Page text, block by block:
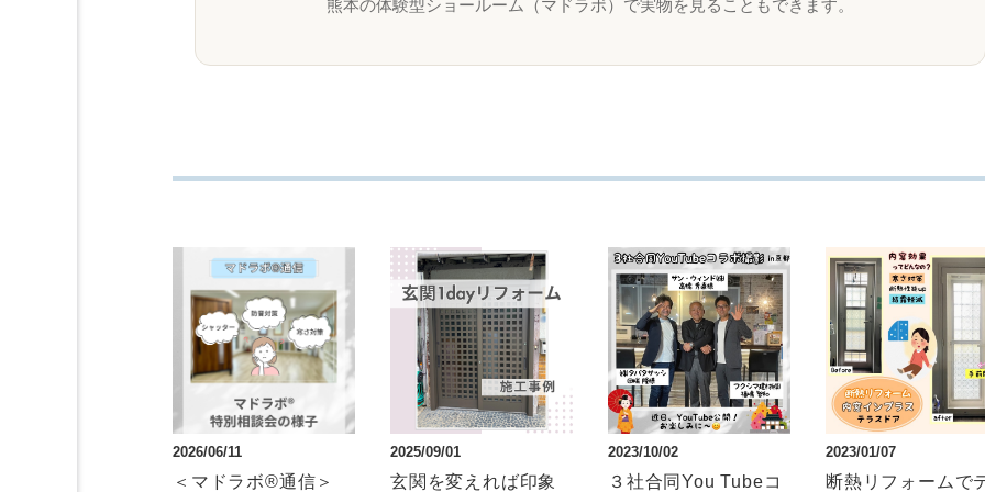
熊本の体験型ショールーム（マドラボ）で実物を見ることもできます。
2026/06/11
＜マドラボ®通信＞
2025/09/01
玄関を変えれば印象
2023/10/02
３社合同You Tubeコ
2023/01/07
断熱リフォームで